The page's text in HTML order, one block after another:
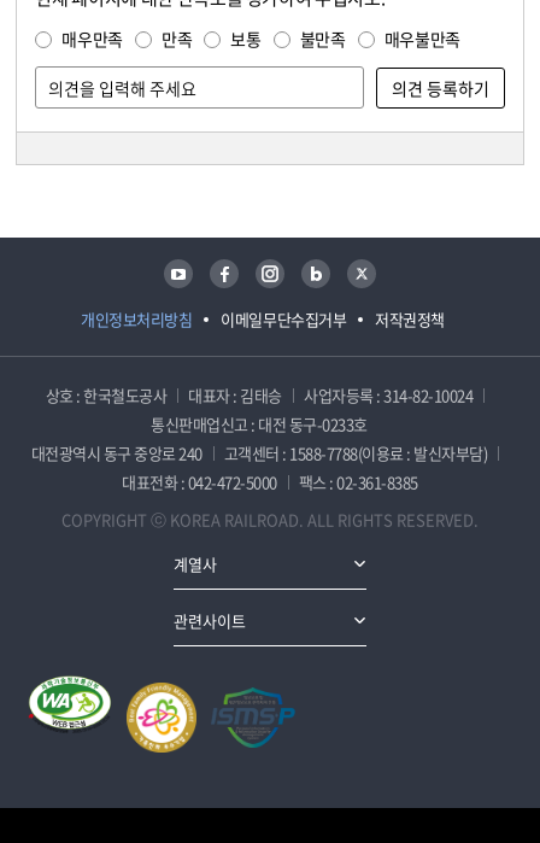
매우만족 만족 보통 불만족 매우불만족
개인정보처리방침 이메일무단수집거부 저작권정책
유튜브 페이스북 인스타그램 블로그 트위터
상호 : 한국철도공사 대표자 : 김태승
사업자등록 : 314-82-10024
통신판매업신고 : 대전 동구-0233호
대전광역시 동구 중앙로 240
고객센터 : 1588-7788(이용료 : 발신자부담)
대표전화 : 042-472-5000
팩스 : 02-361-8385
COPYRIGHT ⓒ KOREA RAILROAD. ALL RIGHTS RESERVED.
계열사
관련사이트